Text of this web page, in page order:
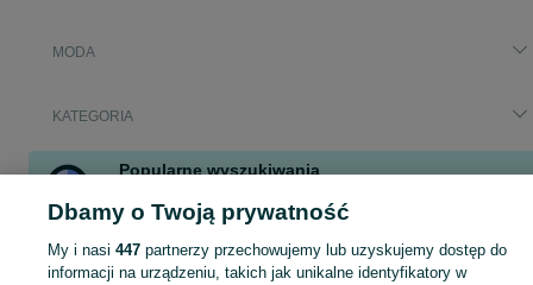
MODA
KATEGORIA
Popularne wyszukiwania
okulary polaroid dla chłopaka prezent
Moda Katowice ▶️ Odzież, obuwie, torebki, akcesoria i biżuteria ✅ Nowe i używane w atrakcyjnych cenach ✌ Znajdź najlepsze ogłoszenia na OLX.pl! Zobacz
Dbamy o Twoją prywatność
My i nasi 447partnerzy przechowujemy lub uzyskujemy dostęp do
informacji na urządzeniu, takich jak unikalne identyfikatory w